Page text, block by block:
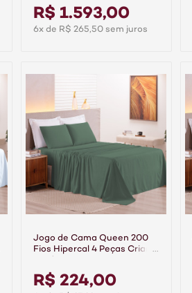
R$ 1.593,00
6x de R$ 265,50 sem juros
Jogo de Cama Queen 200
Fios Hipercal 4 Peças Criarte
R$ 224,00